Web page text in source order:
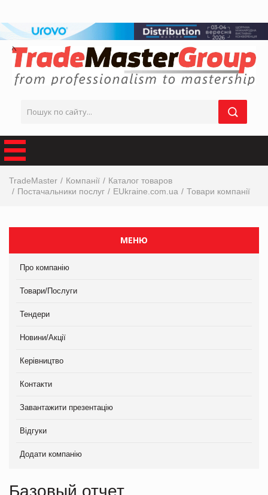
TradeMaster Компанії
Каталог товаров
Постачальники послуг
EUkraine.com.ua Товари компанії
МЕНЮ
Про компанію
Товари/Послуги
Тендери
Новини/Акції
Керівництво
Контакти
Завантажити презентацію
Відгуки
Додати компанію
Базовый отчет